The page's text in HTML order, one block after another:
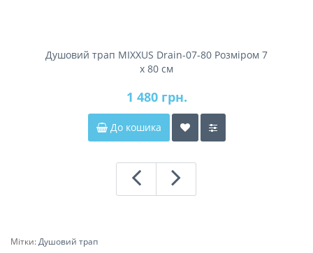
Душовий трап MIXXUS Drain-07-80 Розміром 7
x 80 см
1 480 грн.
До кошика
Мітки:Душовий трап